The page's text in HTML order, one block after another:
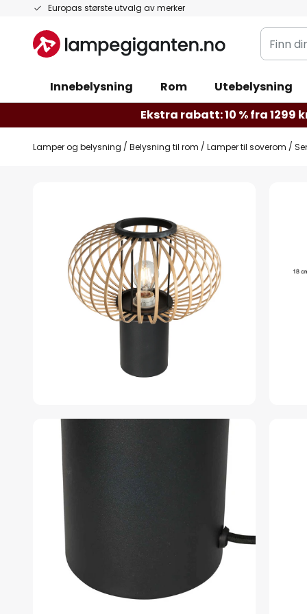
Europas største utvalg av merker
Hopp
innhold
Finn
din
Innebelysning Rom Utebelysning
Ekstra rabatt: 10 % fra 1299
Lamper og belysning Belysning til rom Lamper til soverom
bildegalleri